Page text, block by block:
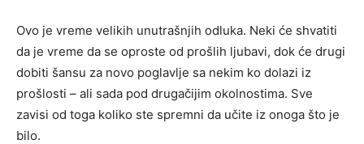
Ovo je vreme velikih unutrašnjih odluka. Neki će shvatiti
da je vreme da se oproste od prošlih ljubavi, dok će drugi
dobiti šansu za novo poglavlje sa nekim ko dolazi iz
prošlosti – ali sada pod drugačijim okolnostima. Sve
zavisi od toga koliko ste spremni da učite iz onoga što je
bilo.